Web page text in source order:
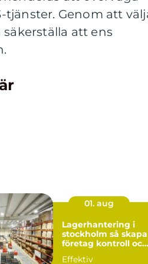
tjänster. Genom att
att ens
01. aug
Lagerhantering i
stockholm så skapar
företag kontroll och
Effektiv